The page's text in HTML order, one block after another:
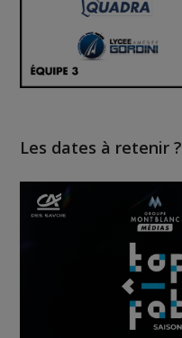
Les dates à retenir ?